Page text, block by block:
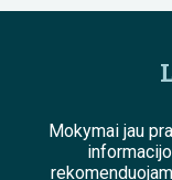
Mokymai jau